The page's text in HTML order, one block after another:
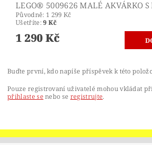
LEGO® 5009626 MALÉ AKVÁRKO S
Původně: 1 299 Kč
Ušetříte:9 Kč
1 290 Kč
Buďte první, kdo napíše příspěvek k této
Pouze registrovaní uživatelé mohou vkládat
přihlaste se nebo se registrujte.